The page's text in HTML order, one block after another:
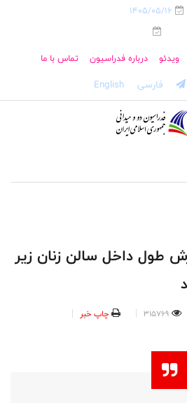
1405/05/16
ویدئو درباره فدراسیون تماس با ما
فارسی English
طول داخل سالن زنان زیر
315769 چاپ خبر